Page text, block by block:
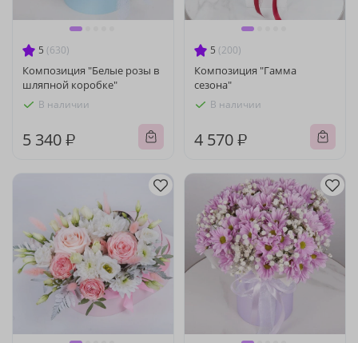
5 (630)
Композиция "Белые розы в
шляпной коробке"
В наличии
5 340 ₽
5 (200)
Композиция "Гамма
сезона"
В наличии
4 570 ₽